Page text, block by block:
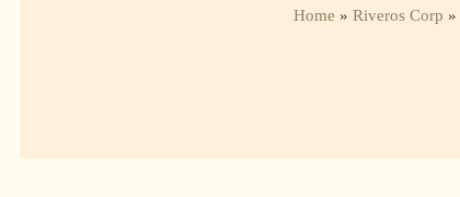
Home » Riveros Corp »